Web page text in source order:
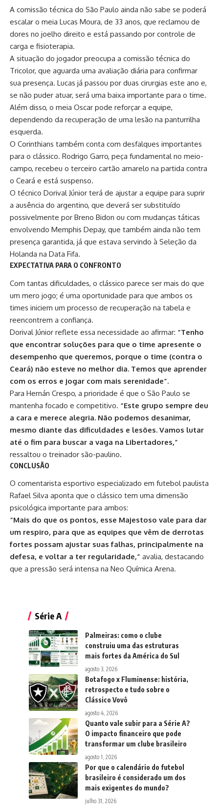
A comissão técnica do São Paulo ainda não sabe se poderá
escalar o meia Lucas Moura, de 33 anos, que reclamou de
dores no joelho direito e está passando por controle de
carga e fisioterapia.
A situação do jogador preocupa a comissão técnica do
Tricolor, que aguarda uma avaliação diária para confirmar
sua presença. Lucas já passou por duas cirurgias este ano e,
se não puder atuar, será uma baixa importante para o time.
Além disso, o meia Oscar pode reforçar a equipe,
dependendo da recuperação de uma lesão na panturrilha
esquerda.​
O Corinthians também conta com desfalques importantes
para o clássico. Rodrigo Garro, peça fundamental no meio-
campo, recebeu o terceiro cartão amarelo na partida contra
o Ceará e está suspenso.
O técnico Dorival Júnior terá de ajustar a equipe para suprir
a ausência do argentino, que deverá ser substituído
possivelmente por Breno Bidon ou com mudanças táticas
envolvendo Memphis Depay, que também ainda não tem
presença garantida, já que estava servindo à Seleção da
Holanda na Data Fifa.​
EXPECTATIVA PARA O CONFRONTO
Com tantas dificuldades, o clássico parece ser mais do que
um mero jogo; é uma oportunidade para que ambos os
times iniciem um processo de recuperação na tabela e
reencontrem a confiança.
Dorival Júnior reflete essa necessidade ao afirmar: “Tenho
que encontrar soluções para que o time apresente o
desempenho que queremos, porque o time (contra o
Ceará) não esteve no melhor dia. Temos que aprender
com os erros e jogar com mais serenidade”.​
Para Hernán Crespo, a prioridade é que o São Paulo se
mantenha focado e competitivo. “Este grupo sempre deu
a cara e merece alegria. Não podemos desanimar,
mesmo diante das dificuldades e lesões. Vamos lutar
até o fim para buscar a vaga na Libertadores,”
ressaltou o treinador são-paulino.​
CONCLUSÃO
O comentarista esportivo especializado em futebol paulista
Rafael Silva aponta que o clássico tem uma dimensão
psicológica importante para ambos:
“Mais do que os pontos, esse Majestoso vale para dar
um respiro, para que as equipes que vêm de derrotas
fortes possam ajustar suas falhas, principalmente na
defesa, e voltar a ter regularidade,” avalia, destacando
que a pressão será intensa na Neo Química Arena.
Série A
Palmeiras: como o clube
construiu uma das estruturas
mais fortes da América do Sul
agosto 3, 2026
Botafogo x Fluminense: história,
retrospecto e tudo sobre o
Clássico Vovô
agosto 4, 2026
Quanto vale subir para a Série A?
O impacto financeiro que pode
transformar um clube brasileiro
agosto 1, 2026
Por que o calendário do futebol
brasileiro é considerado um dos
mais exigentes do mundo?
julho 31, 2026